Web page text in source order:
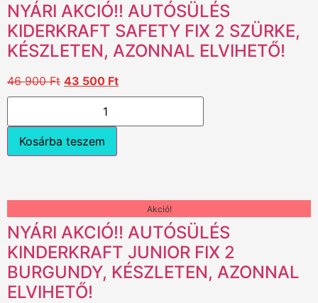
NYÁRI AKCIÓ!! AUTÓSÜLÉS
KIDERKRAFT SAFETY FIX 2 SZÜRKE,
KÉSZLETEN, AZONNAL ELVIHETŐ!
46 900Ft 43 500 Ft
Kosárba teszem
Akció!
NYÁRI AKCIÓ!! AUTÓSÜLÉS
KINDERKRAFT JUNIOR FIX 2
BURGUNDY, KÉSZLETEN, AZONNAL
ELVIHETŐ!